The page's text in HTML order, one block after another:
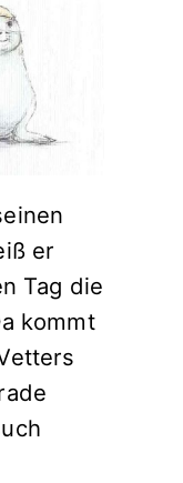
er
Tag die
kommt